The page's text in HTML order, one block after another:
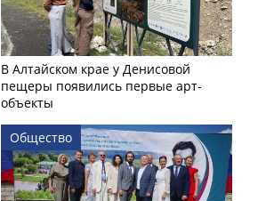
В Алтайском крае у Денисовой
пещеры появились первые арт-
объекты
Общество